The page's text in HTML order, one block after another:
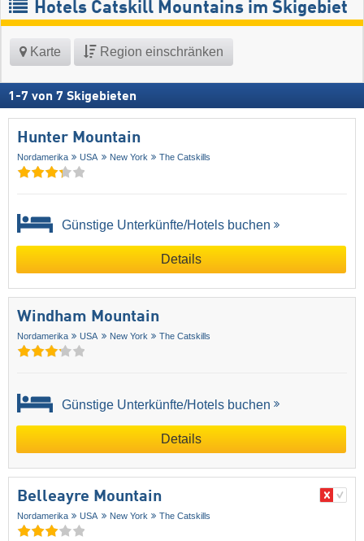
Hotels Catskill Mountains im Skigebiet
Karte Region einschränken
1 -7 von 7 Skigebieten
Hunter Mountain
Nordamerika USA New York The Catskills
Günstige Unterkünfte/Hotels buchen
Details
Windham Mountain
Nordamerika USA New York The Catskills
Günstige Unterkünfte/Hotels buchen
Details
Belleayre Mountain
Nordamerika USA New York The Catskills